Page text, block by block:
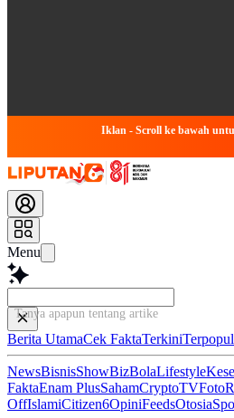
Iklan - Scroll ke bawah
Menu
Tanya apapun tentang artikel ini...
Berita UtamaCek FaktaTerkini
NewsBisnisShowBizBolaLifestyle
FaktaEnam PlusSahamCryptoTVFoto
OffIslamiCitizen6OpiniFeedsOtosia